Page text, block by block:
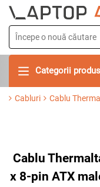
Categorii
Cabluri
Cablu
x 8-pin ATX